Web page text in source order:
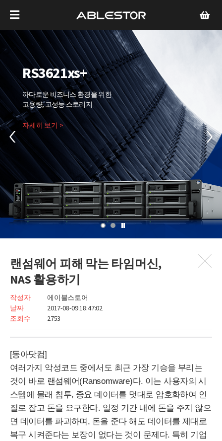
RS3621xs+
까다로운 비즈니스 환경을 위한
고용량, 고성능 스토리지
자세히 보기 >
랜섬웨어 피해 막는 타임머신,
NAS 활용하기
작성자
에이블스토어
날짜
2017-08-09 18:47:02
조회수
2753
[동아닷컴]
여러가지 악성코드 중에서도 최근 가장 기승을 부리는
것이 바로 랜섬웨어(Ransomware)다. 이는 사용자의 시
스템에 몰래 침투, 중요 데이터를 멋대로 암호화하여 인
질로 잡고 돈을 요구한다. 일정 기간 내에 돈을 주지 않으
면 데이터를 파괴하며, 돈을 준다 해도 데이터를 제대로
복구 시켜준다는 보장이 없다는 것이 문제다. 특히 기업